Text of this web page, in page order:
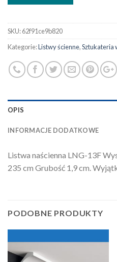
SKU:62f91ce9b820
Kategorie:Listwy ścienne,Sztukateria
OPIS
INFORMACJE DODATKOWE
Listwa naścienna LNG-13F
235 cm Grubość 1,9 cm.
PODOBNE PRODUKTY